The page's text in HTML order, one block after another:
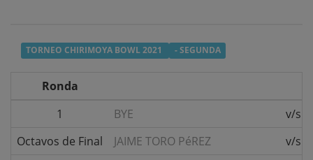
TORNEO CHIRIMOYA BOWL 2021 - SEGUNDA
Ronda
1
BYE
v/s
Octavos de Final
JAIME TORO PéREZ
v/s